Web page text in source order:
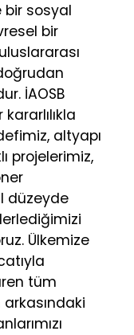
bir sosyal
bir
İAOSB
altyapı
projelerimiz,
düzeyde
Ülkemize
tüm
arkasındaki